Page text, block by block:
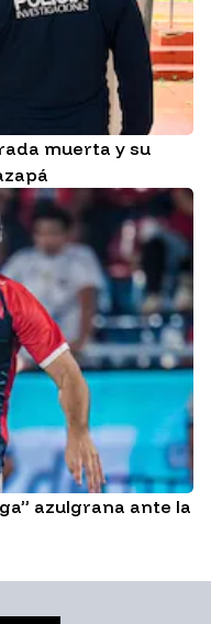
muerta y su
azulgrana ante la